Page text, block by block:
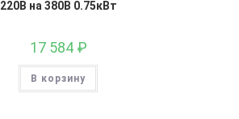
220В на 380В 0.75кВт
17 584 ₽
В корзину